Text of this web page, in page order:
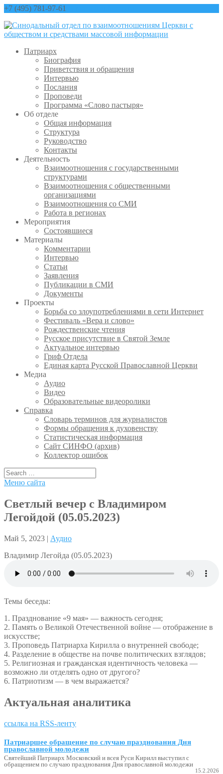
+7 (495) 781-97-61
Патриарх
Биография
Приветствия и обращения
Интервью
Послания
Проповеди
Программа «Слово пастыря»
Об отделе
Общая информация
Структура
Руководство
Контакты
Деятельность
Взаимоотношения с государственными
структурами
Взаимоотношения с общественными
организациями
Взаимоотношения со СМИ
Работа в регионах
Мероприятия
Состоявшиеся
Материалы
Комментарии
Интервью
Статьи
Заявления
Публикации в СМИ
Документы
Проекты
Борьба со злоупотреблениями в сети Интернет
Фестиваль «Вера и слово»
Рождественские чтения
Русское присутствие в Святой Земле
Актуальное интервью
Гриф Отдела
Единая карта Русской Православной Церкви
Медиа
Аудио
Видео
Образовательные видеоролики
Справка
Словарь терминов для журналистов
Формы обращения к духовенству
Статистическая информация
Сайт СИНФО (архив)
Коллектор ошибок
Меню сайта
Светлый вечер с Владимиром
Легойдой (05.05.2023)
Май 5, 2023 | Аудио
Владимир Легойда (05.05.2023)
Темы беседы:
1. Празднование «9 мая» — важность сегодня;
2. Память о Великой Отечественной войне — отображение в
искусстве;
3. Проповедь Патриарха Кирилла о внутренней свободе;
4. Разделение в обществе на почве политических взглядов;
5. Религиозная и гражданская идентичность человека —
возможно ли отделять одно от другого?
6. Патриотизм — в чем выражается?
Актуальная аналитика
ссылка на RSS-ленту
Патриаршее обращение по случаю празднования Дня
православной молодежи
Святейший Патриарх Московский и всея Руси Кирилл выступил с
обращением по случаю празднования Дня православной молодежи
15.2.2026